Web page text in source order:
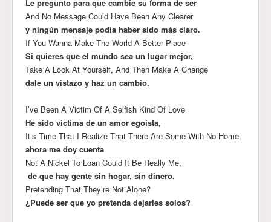
Le pregunto para que cambie su forma de ser
And No Message Could Have Been Any Clearer
y ningún mensaje podía haber sido más claro.
If You Wanna Make The World A Better Place
Si quieres que el mundo sea un lugar mejor,
Take A Look At Yourself, And Then Make A Change
dale un vistazo y haz un cambio.
I’ve Been A Victim Of A Selfish Kind Of Love
He sido víctima de un amor egoísta,
It’s Time That I Realize That There Are Some With No Home,
ahora me doy cuenta
Not A Nickel To Loan Could It Be Really Me,
de que hay gente sin hogar, sin dinero.
Pretending That They’re Not Alone?
¿Puede ser que yo pretenda dejarles solos?